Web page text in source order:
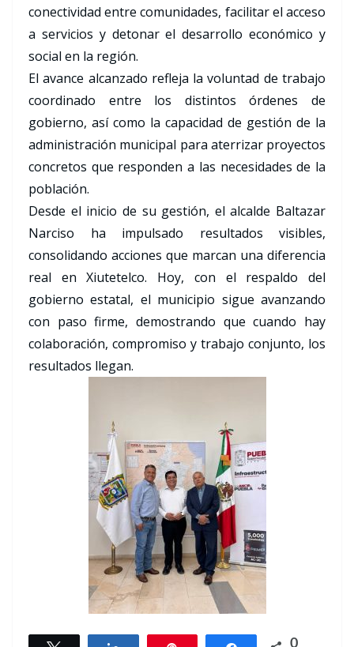
conectividad entre comunidades, facilitar el acceso
a servicios y detonar el desarrollo económico y
social en la región.
El avance alcanzado refleja la voluntad de trabajo
coordinado entre los distintos órdenes de
gobierno, así como la capacidad de gestión de la
administración municipal para aterrizar proyectos
concretos que responden a las necesidades de la
población.
Desde el inicio de su gestión, el alcalde Baltazar
Narciso ha impulsado resultados visibles,
consolidando acciones que marcan una diferencia
real en Xiutetelco. Hoy, con el respaldo del
gobierno estatal, el municipio sigue avanzando
con paso firme, demostrando que cuando hay
colaboración, compromiso y trabajo conjunto, los
resultados llegan.
0